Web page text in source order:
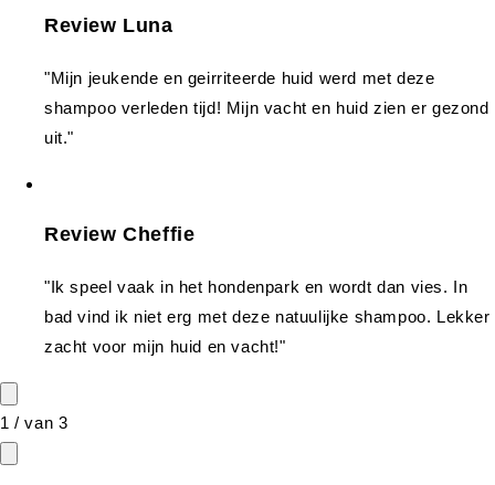
Review Luna
"Mijn jeukende en geirriteerde huid werd met deze
shampoo verleden tijd! Mijn vacht en huid zien er gezond
uit."
Review Cheffie
"Ik speel vaak in het hondenpark en wordt dan vies. In
bad vind ik niet erg met deze natuulijke shampoo. Lekker
zacht voor mijn huid en vacht!"
1 /van 3